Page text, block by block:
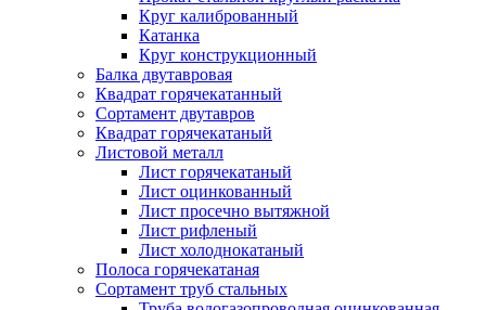
Круг калиброванный
Катанка
Круг конструкционный
Балка двутавровая
Квадрат горячекатанный
Сортамент двутавров
Квадрат горячекатаный
Листовой металл
Лист горячекатаный
Лист оцинкованный
Лист просечно вытяжной
Лист рифленый
Лист холоднокатаный
Полоса горячекатаная
Сортамент труб стальных